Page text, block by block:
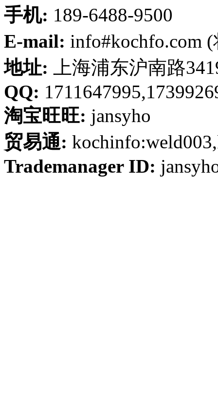
手机: 189-6488-9500
E-mail: info#kochfo.com
地址: 上海浦东沪南路
QQ:
淘宝旺旺: jansyho
贸易通:
Trademanager ID: